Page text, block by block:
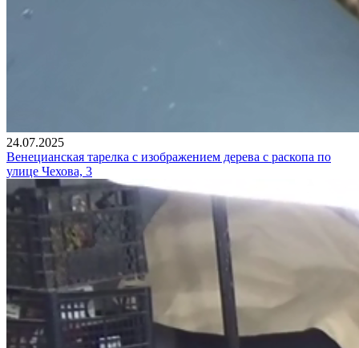
24.07.2025
Венецианская тарелка с изображением дерева с раскопа по
улице Чехова, 3